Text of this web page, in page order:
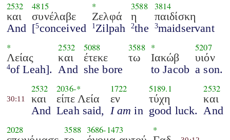
2532
και
And
4815
συνέλαβε
[5conceived
*
Ζελφά
1 Zilpah
3588
η
2the
3814
παιδίσκη
3maidservant
*
Λείας
4of Leah].
2532
και
And
5088
έτεκε
she bore
3588
τω
*
Ιακώβ
to Jacob
5207
υιόν
a son.
30:11
2532
και
And
2036-*
είπε Λεία
Leah said,
1722
εν
I am in
5189.1
τύχη
good luck.
2532
και
And
2028 3588 3686-1473 *